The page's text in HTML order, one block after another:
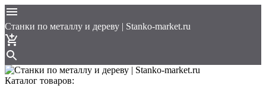
Cтанки по металлу и дереву | Stanko-market.ru
Каталог товаров: